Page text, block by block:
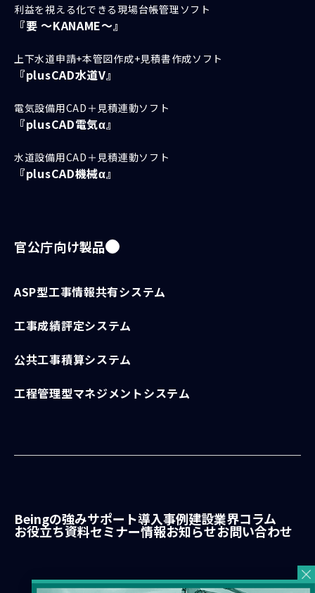
利益を視える化できる現場台帳管理ソフト
『要 ～KANAME～』
上下水道申請+本管図作成+見積書作成ソフト
『plusCAD水道V』
電気設備用CAD＋見積連動ソフト
『plusCAD電気α』
水道設備用CAD＋見積連動ソフト
『plusCAD機械α』
官公庁向け製品
ASP型工事情報共有システム
工事成績評定システム
公共工事積算システム
工程管理型マネジメントシステム
Beingの強みサポート導入事例建設業界コラム
お役立ち資料セミナー情報お知らせお問い合わせ